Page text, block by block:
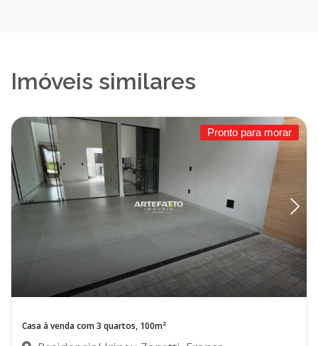
Imóveis similares
Pronto para morar
Casa à venda com 3 quartos, 100m²